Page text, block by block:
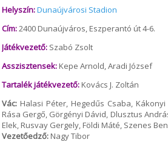
Helyszín:Dunaújvárosi Stadion
Cím:2400 Dunaújváros, Eszperantó út 4-6.
Játékvezető: Szabó Zsolt
Asszisztensek: Kepe Arnold, Aradi József
Tartalék játékvezető: Kovács J. Zoltán
Vác: Halasi Péter, Hegedűs Csaba,
Rása Gergő, Görgényi Dávid, Dlusztus
Elek, Rusvay Gergely, Földi Máté, Szenes
Vezetőedző: Nagy Tibor